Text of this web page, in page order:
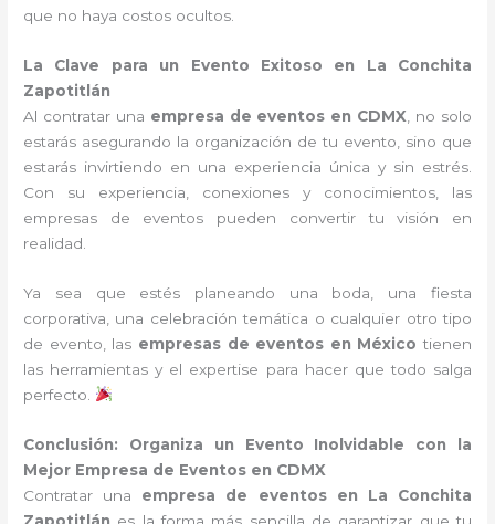
que no haya costos ocultos.
La Clave para un Evento Exitoso en La Conchita
Zapotitlán
Al contratar una empresa de eventos en CDMX , no solo
estarás asegurando la organización de tu evento, sino que
estarás invirtiendo en una experiencia única y sin estrés.
Con su experiencia, conexiones y conocimientos, las
empresas de eventos pueden convertir tu visión en
realidad.
Ya sea que estés planeando una boda, una fiesta
corporativa, una celebración temática o cualquier otro tipo
de evento, las empresas de eventos en México tienen
las herramientas y el expertise para hacer que todo salga
perfecto.
Conclusión: Organiza un Evento Inolvidable con la
Mejor Empresa de Eventos en CDMX
Contratar una empresa de eventos en La Conchita
Zapotitlán es la forma más sencilla de garantizar que tu